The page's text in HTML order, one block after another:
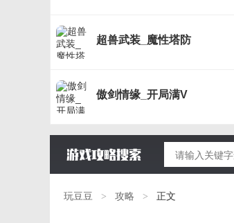
超兽武装_魔性塔防
傲剑情缘_开局满V
玩豆豆 > 攻略 > 正文